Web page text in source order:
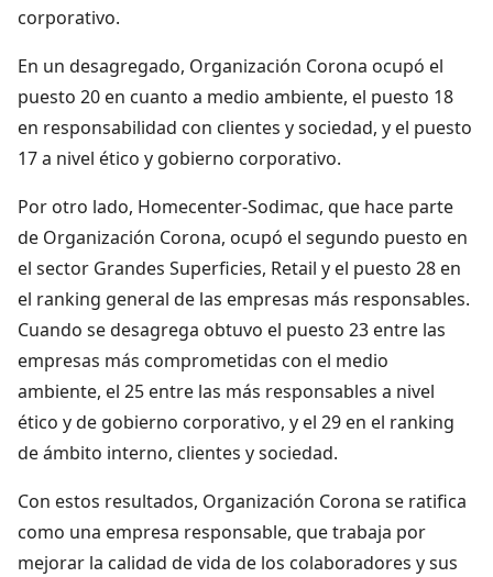
corporativo.
En un desagregado, Organización Corona ocupó el
puesto 20 en cuanto a medio ambiente, el puesto 18
en responsabilidad con clientes y sociedad, y el puesto
17 a nivel ético y gobierno corporativo.
Por otro lado, Homecenter-Sodimac, que hace parte
de Organización Corona, ocupó el segundo puesto en
el sector Grandes Superficies, Retail y el puesto 28 en
el ranking general de las empresas más responsables.
Cuando se desagrega obtuvo el puesto 23 entre las
empresas más comprometidas con el medio
ambiente, el 25 entre las más responsables a nivel
ético y de gobierno corporativo, y el 29 en el ranking
de ámbito interno, clientes y sociedad.
Con estos resultados, Organización Corona se ratifica
como una empresa responsable, que trabaja por
mejorar la calidad de vida de los colaboradores y sus